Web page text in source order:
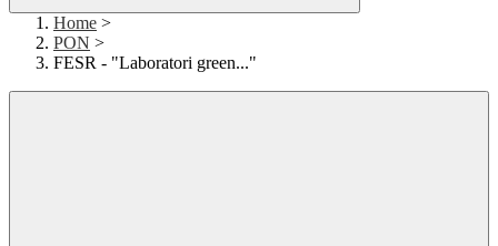
Home >
PON >
FESR - "Laboratori green..."